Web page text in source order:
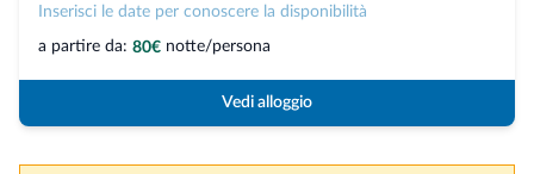
Inserisci le date per conoscere la disponibilità
a partire da: 80€ notte/persona
Vedi alloggio